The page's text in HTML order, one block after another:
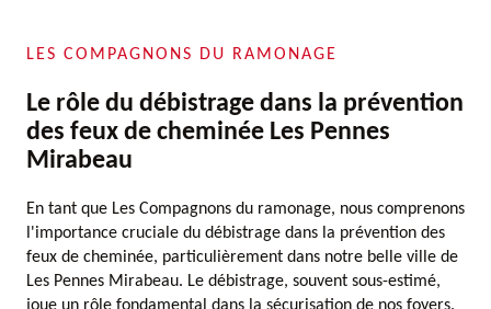
LES COMPAGNONS DU RAMONAGE
Le rôle du débistrage dans la prévention
des feux de cheminée Les Pennes
Mirabeau
En tant que Les Compagnons du ramonage, nous comprenons
l'importance cruciale du débistrage dans la prévention des
feux de cheminée, particulièrement dans notre belle ville de
Les Pennes Mirabeau. Le débistrage, souvent sous-estimé,